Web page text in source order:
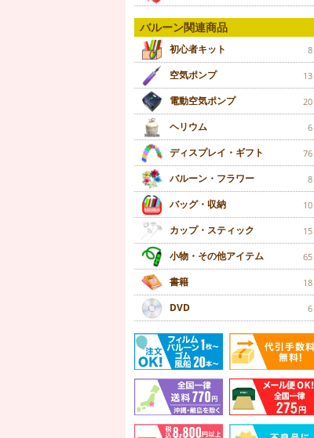
バルーン関連商品
初心者キット 8
空気ポンプ 13
電動空気ポンプ 20
ヘリウム 6
ディスプレイ・ギフト 76
バルーン・フラワー 8
バッグ・収納 10
カップ・スティック 15
小物・その他アイテム 65
書籍 18
DVD 6